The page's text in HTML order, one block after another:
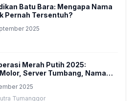
Batu Bara: Mengapa Nama
Pernah Tersentuh?
2025
Merah Putih 2025:
Server Tumbang, Nama
2025
Tumanggor